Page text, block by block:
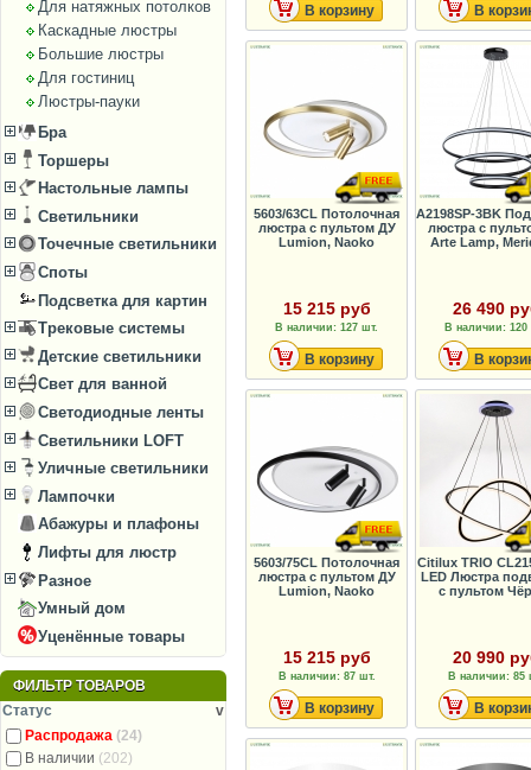
Для натяжных потолков
Каскадные люстры
Большие люстры
Для гостиниц
Люстры-пауки
Бра
Торшеры
Настольные лампы
Светильники
Точечные светильники
Споты
Подсветка для картин
Трековые системы
Детские светильники
Свет для ванной
Светодиодные ленты
Светильники LOFT
Уличные светильники
Лампочки
Абажуры и плафоны
Лифты для люстр
Разное
Умный дом
Уценённые товары
ФИЛЬТР ТОВАРОВ
Статус
v
Распродажа (24)
В наличии (202)
В корзину В
5603/63CL Потолочная
люстра с пультом ДУ
Lumion, Naoko
15 215 руб
В наличии: 127 шт.
В корзину
A2198SP-3BK
люстра с
Arte Lamp,
26 490
В наличии: 120
В
5603/75CL Потолочная
люстра с пультом ДУ
Lumion, Naoko
15 215 руб
В наличии: 87 шт.
В корзину
Citilux ТRIO
LED Люстра
с пультом
20 990
В наличии: 85
В